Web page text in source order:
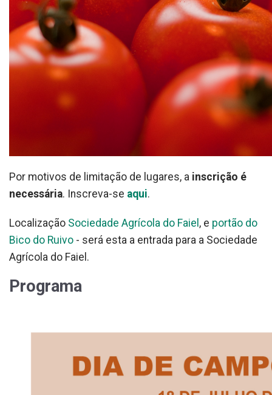
Por motivos de limitação de lugares, a inscrição é
necessária. Inscreva-se aqui.
Localização Sociedade Agrícola do Faiel , e portão do
Bico do Ruivo - será esta a entrada para a Sociedade
Agrícola do Faiel.
Programa